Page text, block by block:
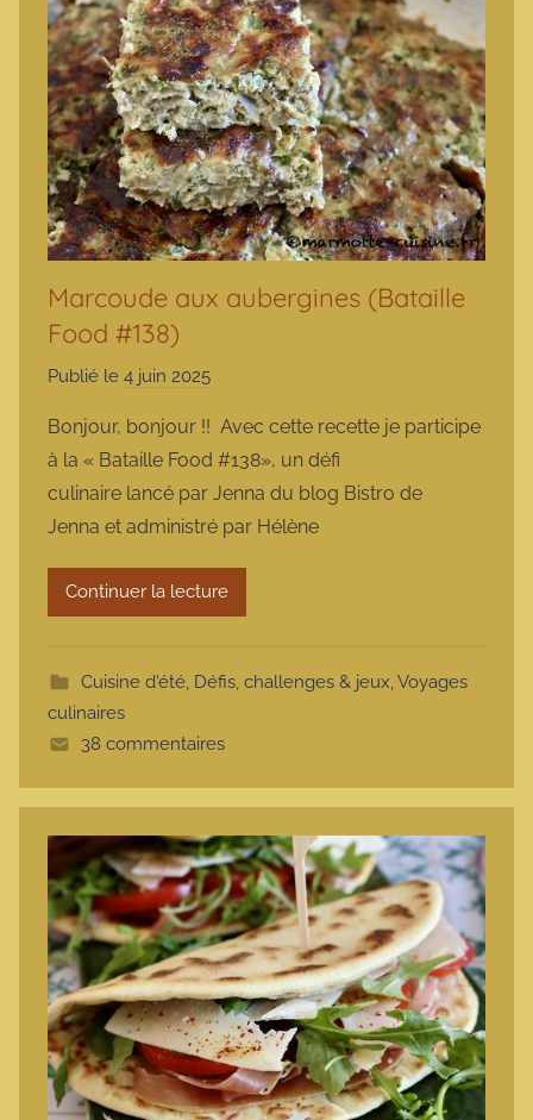
Marcoude aux aubergines (Bataille
Food #138)
Publié le 4 juin 2025
m
a
r
o
t
e
Bonjour, bonjour !! Avec cette recette je participe
à la « Bataille Food #138», un défi
culinaire lancé par Jenna du blog Bistro de
Jenna et administré par Hélène
Continuer la lecture
Cuisine d'été, Défis, challenges & jeux,Voyages
culinaires
38 commentaires